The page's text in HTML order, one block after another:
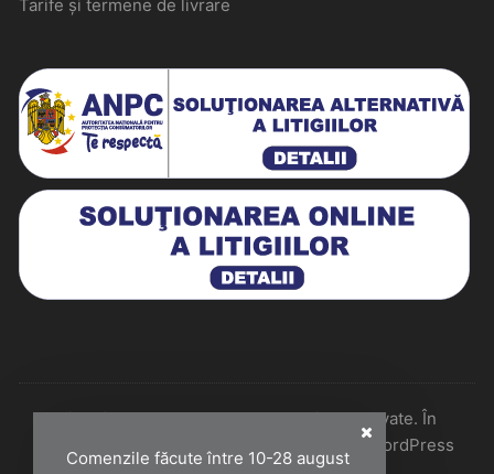
Comenzile făcute între 10-28 august
Tarife și termene de livrare
Historiarum 2026 - Toate drepturile rezervate. În
colaborare cu Perfect Pixel & Mentenanță WordPress